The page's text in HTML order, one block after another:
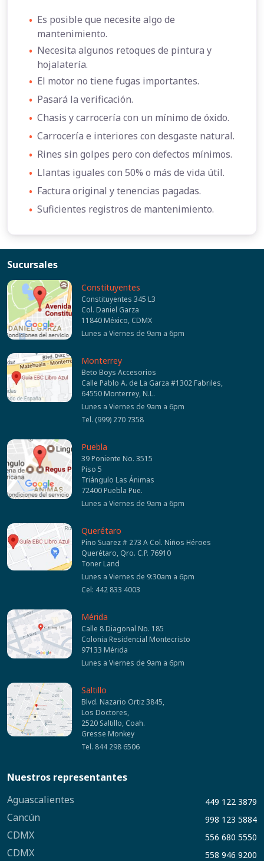
• Es posible que necesite algo de
mantenimiento.
• Necesita algunos retoques de pintura y
hojalatería.
• El motor no tiene fugas importantes.
• Pasará la verificación.
• Chasis y carrocería con un mínimo de óxido.
• Carrocería e interiores con desgaste natural.
• Rines sin golpes pero con defectos mínimos.
• Llantas iguales con 50% o más de vida útil.
• Factura original y tenencias pagadas.
• Suficientes registros de mantenimiento.
Sucursales
Constituyentes
Constituyentes 345 L3
Col. Daniel Garza
11840 México, CDMX
Lunes a Viernes de 9am a 6pm
Monterrey
Beto Boys Accesorios
Calle Pablo A. de La Garza #1302 Fabriles,
64550 Monterrey, N.L.
Lunes a Viernes de 9am a 6pm
Tel. (999) 270 7358
Puebla
39 Poniente No. 3515
Piso 5
Triángulo Las Ánimas
72400 Puebla Pue.
Lunes a Viernes de 9am a 6pm
Querétaro
Pino Suarez # 273 A Col. Niños Héroes
Querétaro, Qro. C.P. 76910
Toner Land
Lunes a Viernes de 9:30am a 6pm
Cel: 442 833 4003
Mérida
Calle 8 Diagonal No. 185
Colonia Residencial Montecristo
97133 Mérida
Lunes a Viernes de 9am a 6pm
Saltillo
Blvd. Nazario Ortiz 3845,
Los Doctores,
2520 Saltillo, Coah.
Gresse Monkey
Tel. 844 298 6506
Nuestros representantes
Aguascalientes
449 122 3879
Cancún 998 123 5884
CDMX 556 680 5550
CDMX 558 946 9200